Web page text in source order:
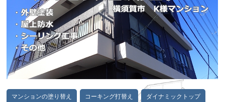
マンションの塗り替え コーキング打替え ダイナミックトップ